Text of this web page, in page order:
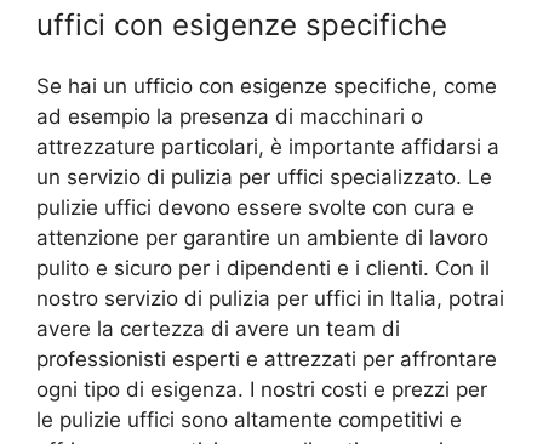
uffici con esigenze specifiche
Se hai un ufficio con esigenze specifiche, come
ad esempio la presenza di macchinari o
attrezzature particolari, è importante affidarsi a
un servizio di pulizia per uffici specializzato. Le
pulizie uffici devono essere svolte con cura e
attenzione per garantire un ambiente di lavoro
pulito e sicuro per i dipendenti e i clienti. Con il
nostro servizio di pulizia per uffici in Italia, potrai
avere la certezza di avere un team di
professionisti esperti e attrezzati per affrontare
ogni tipo di esigenza. I nostri costi e prezzi per
le pulizie uffici sono altamente competitivi e